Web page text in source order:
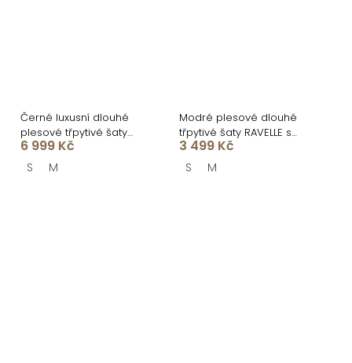
Černé luxusní dlouhé
plesové třpytivé šaty
ISOLANE
6 999 Kč
S M
Modré plesové dlouhé
třpytivé šaty RAVELLE s
rozparkem
3 499 Kč
S M